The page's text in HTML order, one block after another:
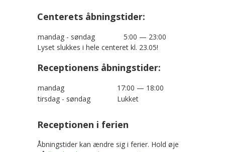
Centerets åbningstider:
mandag - søndag
5:00 — 23:00
Lyset slukkes i hele centeret kl. 23.05!
Receptionens åbningstider:
mandag
17:00 — 18:00
tirsdag - søndag
Lukket
Receptionen i ferien
Åbningstider kan ændre sig i ferier. Hold øje